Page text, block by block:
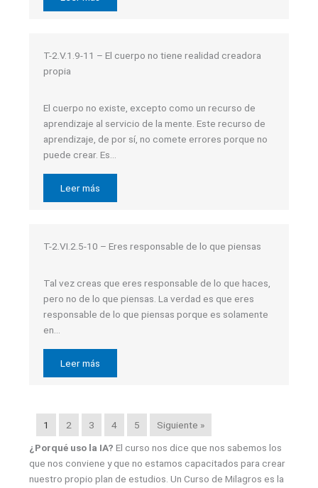
T-2.V.1.9-11 – El cuerpo no tiene realidad creadora
propia
El cuerpo no existe, excepto como un recurso de
aprendizaje al servicio de la mente. Este recurso de
aprendizaje, de por sí, no comete errores porque no
puede crear. Es…
Leer más
T-2.VI.2.5-10 – Eres responsable de lo que piensas
Tal vez creas que eres responsable de lo que haces,
pero no de lo que piensas. La verdad es que eres
responsable de lo que piensas porque es solamente
en…
Leer más
1 2 3 4 5
Siguiente »
¿Porqué uso la IA? El curso nos dice que nos sabemos los
que nos conviene y que no estamos capacitados para crear
nuestro propio plan de estudios. Un Curso de Milagros es la